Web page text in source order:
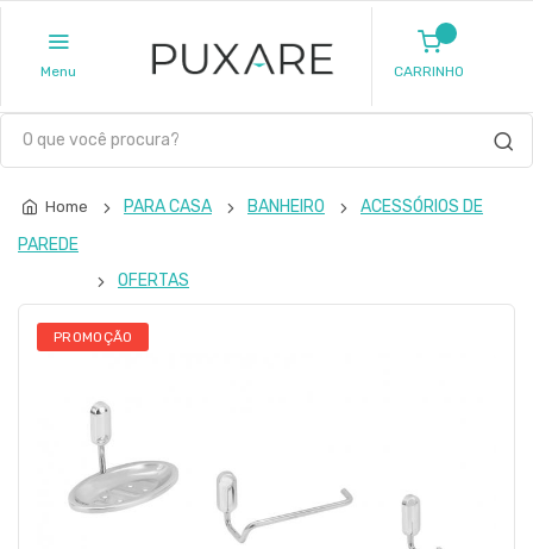
Menu CARRINHO
Home PARA CASA BANHEIRO
ACESSÓRIOS DE
PAREDE
OFERTAS
PROMOÇÃO